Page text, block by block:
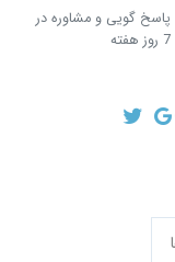
پاسخ گویی و مشاوره در
7 روز هفته